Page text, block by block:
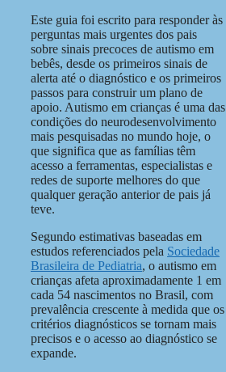
Este guia foi escrito para responder às
perguntas mais urgentes dos pais
sobre sinais precoces de autismo em
bebês, desde os primeiros sinais de
alerta até o diagnóstico e os primeiros
passos para construir um plano de
apoio. Autismo em crianças é uma das
condições do neurodesenvolvimento
mais pesquisadas no mundo hoje, o
que significa que as famílias têm
acesso a ferramentas, especialistas e
redes de suporte melhores do que
qualquer geração anterior de pais já
teve.
Segundo estimativas baseadas em
estudos referenciados pela Sociedade
Brasileira de Pediatria, o autismo em
crianças afeta aproximadamente 1 em
cada 54 nascimentos no Brasil, com
prevalência crescente à medida que os
critérios diagnósticos se tornam mais
precisos e o acesso ao diagnóstico se
expande.